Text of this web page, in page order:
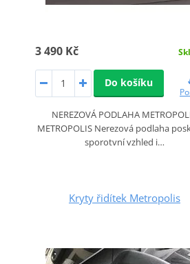
3 490 Kč
Do košíku
NEREZOVÁ PODLAHA
METROPOLIS Nerezová podlaha
sporotvní vzhled i…
Kryty řidítek Metropolis